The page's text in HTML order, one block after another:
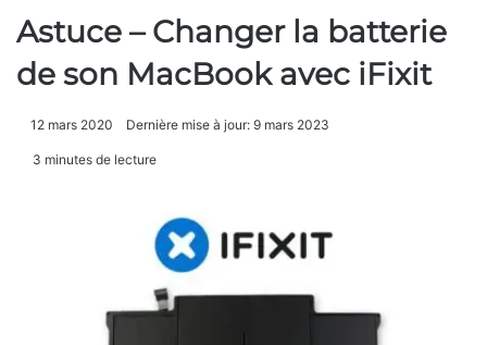
Astuce – Changer la batterie
de son MacBook avec iFixit
12 mars 2020 Dernière mise à jour: 9 mars 2023
3 minutes de lecture